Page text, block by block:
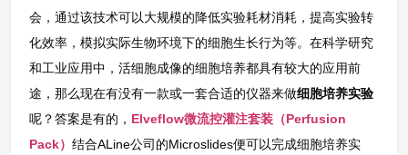
会，通过该技术可以大规模的降低实验耗材消耗，提高实验转
化效率，模拟实际生物环境下的细胞生长行为等。在科学研究
和工业应用中，活细胞成像的细胞培养都具有较大的应用前
途，那么现在有没有一款或一套合适的仪器来做细胞培养实验
呢？答案是有的， Elveflow微流控灌注套装（Perfusion
Pack）结合ALine公司的Microslides便可以完成细胞培养实